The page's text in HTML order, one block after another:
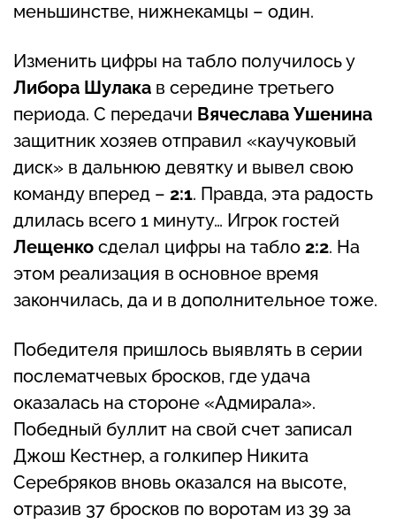
меньшинстве, нижнекамцы – один.
Изменить цифры на табло получилось у
Либора Шулака в середине третьего
периода. С передачи Вячеслава Ушенина
защитник хозяев отправил «каучуковый
диск» в дальнюю девятку и вывел свою
команду вперед – 2:1. Правда, эта радость
длилась всего 1 минуту… Игрок гостей
Лещенко сделал цифры на табло 2:2. На
этом реализация в основное время
закончилась, да и в дополнительное тоже.
Победителя пришлось выявлять в серии
послематчевых бросков, где удача
оказалась на стороне «Адмирала».
Победный буллит на свой счет записал
Джош Кестнер, а голкипер Никита
Серебряков вновь оказался на высоте,
отразив 37 бросков по воротам из 39 за